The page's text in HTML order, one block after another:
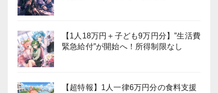
【1人18万円＋子ども9万円分】”生活費
緊急給付”が開始へ！所得制限なし
【超特報】1人一律6万円分の食料支援